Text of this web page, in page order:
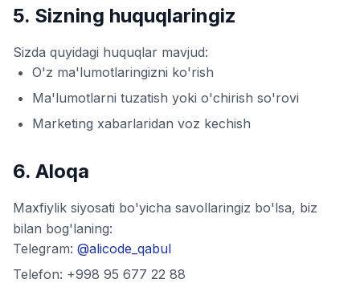
5. Sizning huquqlaringiz
Sizda quyidagi huquqlar mavjud:
O'z ma'lumotlaringizni ko'rish
Ma'lumotlarni tuzatish yoki o'chirish so'rovi
Marketing xabarlaridan voz kechish
6. Aloqa
Maxfiylik siyosati bo'yicha savollaringiz bo'lsa, biz
bilan bog'laning:
Telegram: @alicode_qabul
Telefon: +998 95 677 22 88